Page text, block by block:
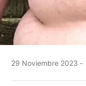
29 Noviembre 2023